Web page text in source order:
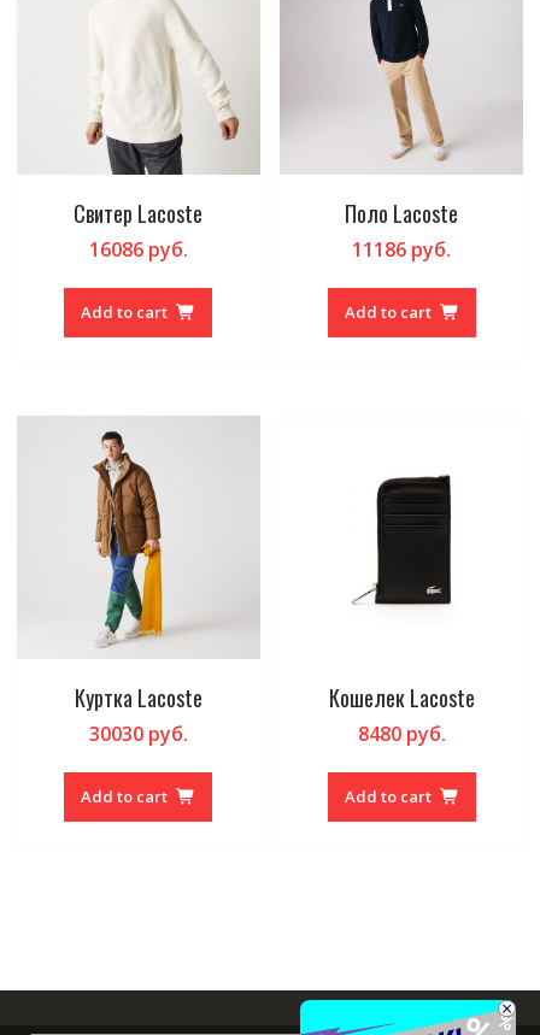
Свитер Lacoste
16086руб.
Add to cart
Поло Lacoste
11186 руб.
Add to cart
Куртка Lacoste
30030руб.
Add to cart
Кошелек Lacoste
8480руб.
Add to cart
×